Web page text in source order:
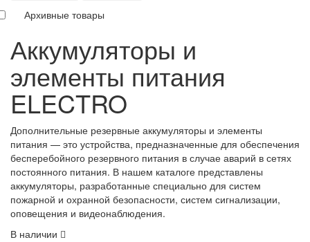
Архивные товары
Аккумуляторы и
элементы питания
ELECTRO
Дополнительные резервные аккумуляторы и элементы
питания — это устройства, предназначенные для обеспечения
бесперебойного резервного питания в случае аварий в сетях
постоянного питания. В нашем каталоге представлены
аккумуляторы, разработанные специально для систем
пожарной и охранной безопасности, систем сигнализации,
оповещения и видеонаблюдения.
В наличии